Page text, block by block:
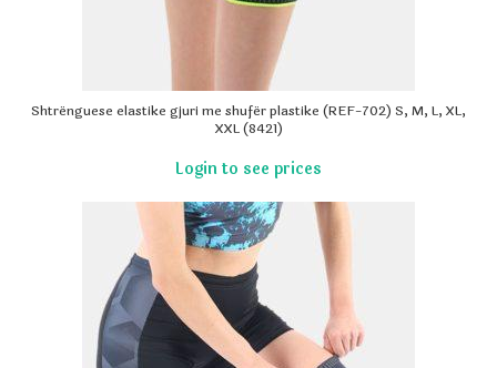
Shtrënguese elastike gjuri me shufër plastike (REF-702) S, M, L, XL,
XXL (8421)